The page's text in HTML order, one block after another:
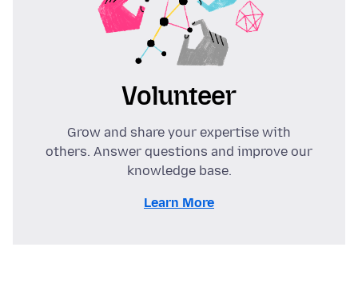
Volunteer
Grow and share your expertise with
others. Answer questions and improve our
knowledge base.
Learn More